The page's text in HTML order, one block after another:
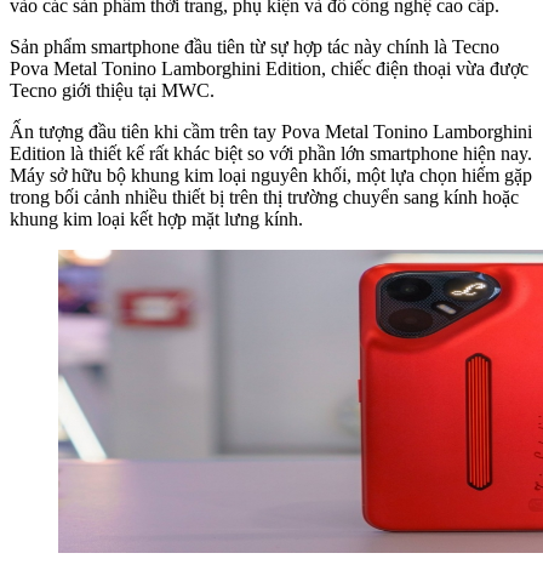
vào các sản phẩm thời trang, phụ kiện và đồ công nghệ cao cấp.
Sản phẩm smartphone đầu tiên từ sự hợp tác này chính là Tecno
Pova Metal Tonino Lamborghini Edition, chiếc điện thoại vừa được
Tecno giới thiệu tại MWC.
Ấn tượng đầu tiên khi cầm trên tay Pova Metal Tonino Lamborghini
Edition là thiết kế rất khác biệt so với phần lớn smartphone hiện nay.
Máy sở hữu bộ khung kim loại nguyên khối, một lựa chọn hiếm gặp
trong bối cảnh nhiều thiết bị trên thị trường chuyển sang kính hoặc
khung kim loại kết hợp mặt lưng kính.